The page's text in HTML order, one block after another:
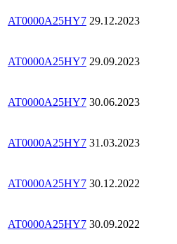
AT0000A25HY7 29.12.2023
AT0000A25HY7 29.09.2023
AT0000A25HY7 30.06.2023
AT0000A25HY7 31.03.2023
AT0000A25HY7 30.12.2022
AT0000A25HY7 30.09.2022